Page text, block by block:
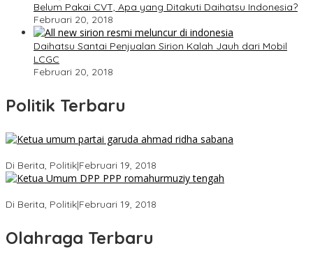
Belum Pakai CVT, Apa yang Ditakuti Daihatsu Indonesia?
Februari 20, 2018
Daihatsu Santai Penjualan Sirion Kalah Jauh dari Mobil
LCGC
Februari 20, 2018
Politik Terbaru
Di Berita, Politik|Februari 19, 2018
Di Berita, Politik|Februari 19, 2018
Olahraga Terbaru